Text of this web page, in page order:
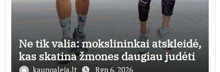
Ne tik valia: mokslininkai atskleidė,
kas skatina žmones daugiau judėti
kaunoaleja.lt Rgp 6, 2026